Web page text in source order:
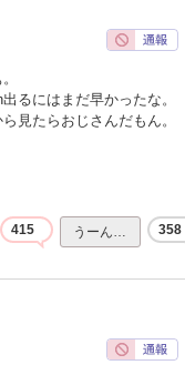
るにはまだ早かったな。
見たらおじさんだもん。
415 うーん… 358